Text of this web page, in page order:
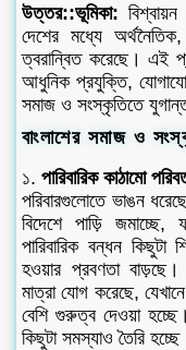
উত্তর::ভূমিকা:
দেশের মধ্যে
ত্বরান্বিত করেছে। এই
আধুনিক প্রযুক্তি,
সমাজ ও সংস্কৃতিতে
বাংলাশের সমাজ ও
১.পারিবারিক কাঠামো
পরিবারগুলোতে ভাঙন
বিদেশে পাড়ি
পারিবারিক বন্ধন
হওয়ার প্রবণতা বাড়ছে।
মাত্রা যোগ করেছে,
বেশি গুরুত্ব দেওয়া
কিছুটা সমস্যাও তৈরি